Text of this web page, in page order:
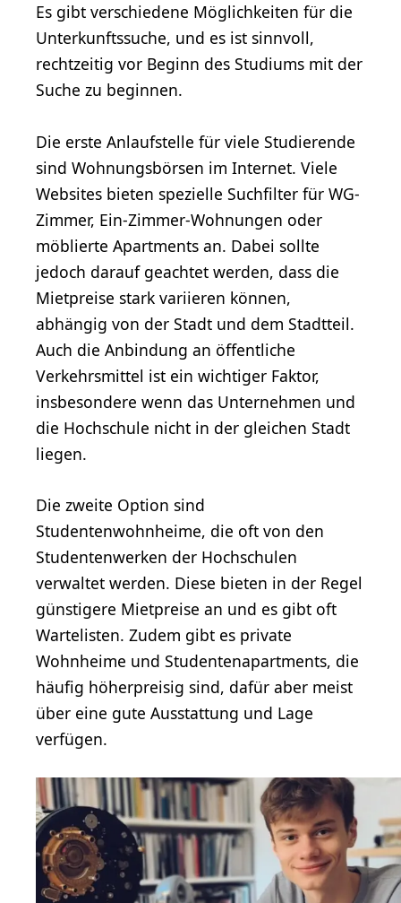
Es gibt verschiedene Möglichkeiten für die
Unterkunftssuche, und es ist sinnvoll,
rechtzeitig vor Beginn des Studiums mit der
Suche zu beginnen.
Die erste Anlaufstelle für viele Studierende
sind Wohnungsbörsen im Internet. Viele
Websites bieten spezielle Suchfilter für WG-
Zimmer, Ein-Zimmer-Wohnungen oder
möblierte Apartments an. Dabei sollte
jedoch darauf geachtet werden, dass die
Mietpreise stark variieren können,
abhängig von der Stadt und dem Stadtteil.
Auch die Anbindung an öffentliche
Verkehrsmittel ist ein wichtiger Faktor,
insbesondere wenn das Unternehmen und
die Hochschule nicht in der gleichen Stadt
liegen.
Die zweite Option sind
Studentenwohnheime, die oft von den
Studentenwerken der Hochschulen
verwaltet werden. Diese bieten in der Regel
günstigere Mietpreise an und es gibt oft
Wartelisten. Zudem gibt es private
Wohnheime und Studentenapartments, die
häufig höherpreisig sind, dafür aber meist
über eine gute Ausstattung und Lage
verfügen.